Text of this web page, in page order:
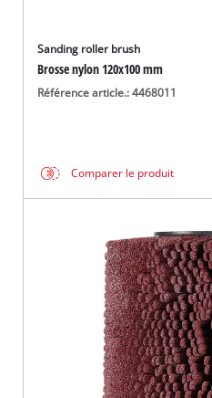
Sanding roller brush
Brosse nylon 120x100 mm
Référence article.: 4468011
Comparer le produit